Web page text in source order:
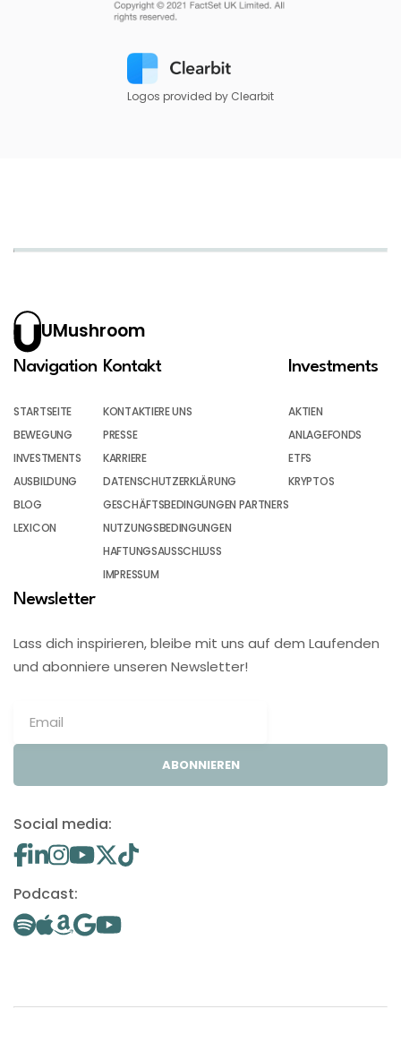
Logos provided by Clearbit
UMushroom
Navigation
STARTSEITE
BEWEGUNG
INVESTMENTS
AUSBILDUNG
BLOG
LEXICON
Kontakt
KONTAKTIERE UNS
PRESSE
KARRIERE
DATENSCHUTZERKLÄRUNG
GESCHÄFTSBEDINGUNGEN PARTNERS
NUTZUNGSBEDINGUNGEN
HAFTUNGSAUSSCHLUSS
IMPRESSUM
Investments
AKTIEN
ANLAGEFONDS
ETFS
KRYPTOS
Newsletter
Lass dich inspirieren, bleibe mit uns auf dem Laufenden
und abonniere unseren Newsletter!
ABONNIEREN
Social media:
Podcast: